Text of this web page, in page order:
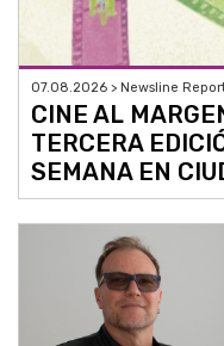
07.08.2026 > Newsline
CINE AL
TERCERA
SEMANA EN